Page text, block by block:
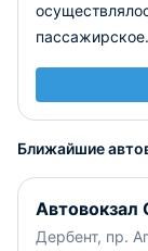
пассажирское.
Ближайшие
Автовокзал
Дербент, пр.